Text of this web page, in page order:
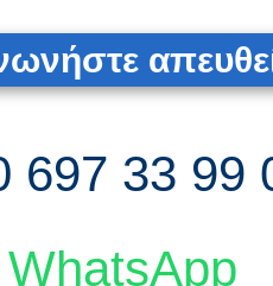
697 33 99
WhatsApp